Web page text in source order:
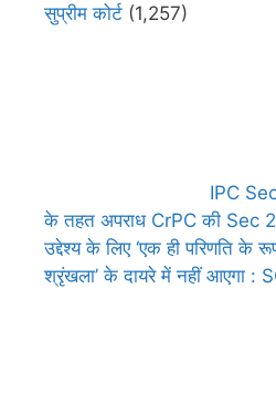
सुप्रीम कोर्ट (1,257)
IPC
के तहत अपराध CrPC की Sec
उद्देश्य के लिए ‘एक ही परिणति के
श्रृंखला’ के दायरे में नहीं आएगा :